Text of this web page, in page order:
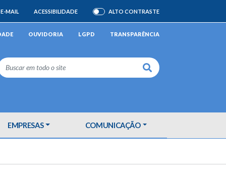
E-MAIL ACESSIBILIDADE ATIVAR/DESATIVAR
ALTO CONTRASTE
OUVIDORIA LGPD TRANSPARÊNCIA
Buscar
EMPRESAS COMUNICAÇÃO